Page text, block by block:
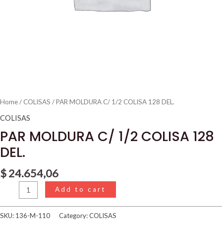
Home/ COLISAS / PAR MOLDURA C/ 1/2 COLISA 128 DEL.
COLISAS
PAR MOLDURA C/ 1/2 COLISA 128
DEL.
$24.654,06
Add to cart
SKU: 136-M-110 Category:COLISAS